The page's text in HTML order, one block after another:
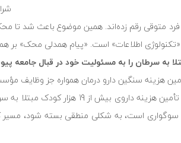
فرد متوقی رقم زده‌اند. همین موضوع باعث شد تا
«تکنولوژی اطلاعات» است. «پیام همدلی محک»
به سرطان را به مسئولیت خود در قبال جامعه
تأمین هزینه سنگین دارو درمان همواره جز
است و محک موظف است تأمین
است، به شکلی منطقی بسته شود، مسیر